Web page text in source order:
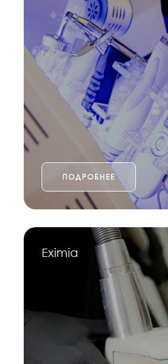
ПОДРОБНЕЕ
Eximia